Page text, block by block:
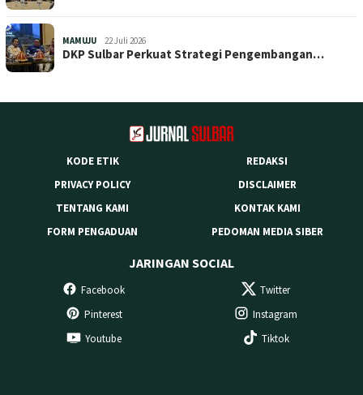
MAMUJU 22 Juli 2026
DKP Sulbar Perkuat Strategi Pengembangan…
KODE ETIK
REDAKSI
PRIVACY POLICY
DISCLAIMER
TENTANG KAMI
KONTAK KAMI
FORM PENGADUAN
PEDOMAN MEDIA SIBER
JARINGAN SOCIAL
Facebook
Twitter
Pinterest
Instagram
Youtube
Tiktok